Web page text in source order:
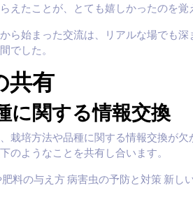
えたことが、とても嬉しかったのを覚
ら始まった交流は、リアルな場でも
でした。
共有
に関する情報交換
栽培方法や品種に関する情報交換が
のようなことを共有し合います。
料の与え方 病害虫の予防と対策 新し